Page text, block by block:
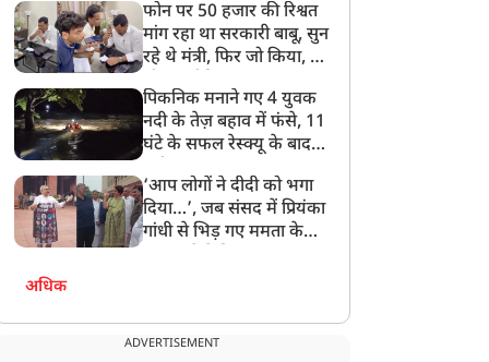
बेटी को गोद लें प्रधानमंत्री
फोन पर 50 हजार की रिश्वत
मांग रहा था सरकारी बाबू, सुन
रहे थे मंत्री, फिर जो किया, वो
पिकनिक मनाने गए 4 युवक
नदी के तेज़ बहाव में फंसे, 11
घंटे के सफल रेस्क्यू के बाद
‘आप लोगों ने दीदी को भगा
दिया…’, जब संसद में प्रियंका
गांधी से भिड़ गए ममता के
अधिक
ADVERTISEMENT